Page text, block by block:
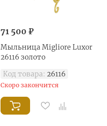
71 500 ₽
Мыльница Migliore Luxor
26116 золото
Код товара: 26116
Скоро закончится